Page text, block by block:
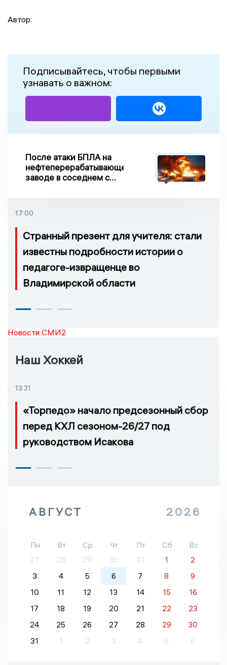
Автор:
Подписывайтесь, чтобы первыми
узнавать о важном:
После атаки БПЛА на
нефтеперерабатывающем
заводе в соседнем с
17:00
Странный презент для учителя: стали
известны подробности истории о
педагоге-извращенце во
Владимирской области
Новости СМИ2
Наш Хоккей
13:31
«Торпедо» начало предсезонный сбор
перед КХЛ сезоном-26/27 под
руководством Исакова
АВГУСТ 2026
Пн Вт Ср Чт Пт Сб
Вс
27
28 29 30 31 1
2
3
4 5 6 7 8
9
10
11 12 13 14 15
16
17
18 19 20 21 22
23
24
25 26 27 28 29
30
31
1 2 3 4 5 6